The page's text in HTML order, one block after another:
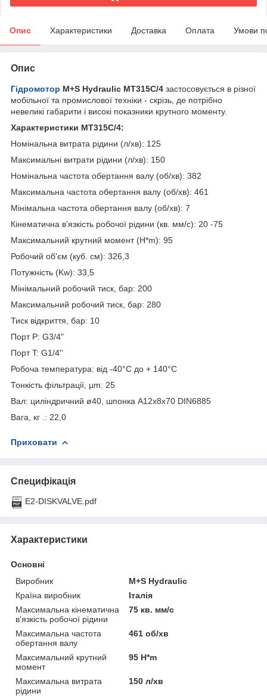
Опис Характеристики Доставка Оплата Умови
Опис
Гідромотор M+S Hydraulic MT315C/4 застосовується в різної
мобільної та промислової техніки - скрізь, де потрібно
невеликі габарити і високі показники крутного моменту.
Характеристики MT315C/4:
Номінальна витрата рідини (л/хв): 125
Максимальні витрати рідини (л/хв): 150
Номінальна частота обертання валу (об/хв): 382
Максимальна частота обертання валу (об/хв): 461
Мінімальна частота обертання валу (об/хв): 7
Кінематична в'язкість робочої рідини (кв. мм/с): 20 -75
Максимальний крутний момент (H*m): 95
Робочий об'єм (куб. см): 326,3
Потужність (Kw): 33,5
Мінімальний робочий тиск, бар: 200
Максимальний робочий тиск, бар: 280
Тиск відкриття, бар: 10
Порт P: G3/4"
Порт T: G1/4''
Робоча температура: від -40°С до + 140°С
Тонкість фільтрації, μm: 25
Вал: циліндричний ø40, шпонка A12x8x70 DIN6885
Вага, кг .: 22,0
Приховати
Специфікація
E2-DISKVALVE.pdf
Характеристики
Основні
Виробник
M+S Hydraulic
Країна виробник
Італія
Максимальна кінематична
в'язкість робочої рідини
75 кв. мм/с
Максимальна частота
обертання валу
461 об/хв
Максимальний крутний
момент
95 H*m
Максимальна витрата
рідини
150 л/хв